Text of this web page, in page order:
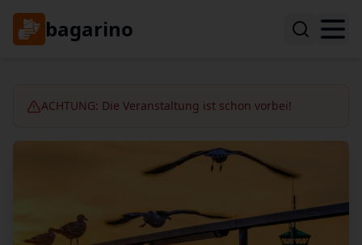
bagarino
ACHTUNG: Die Veranstaltung ist schon vorbei!